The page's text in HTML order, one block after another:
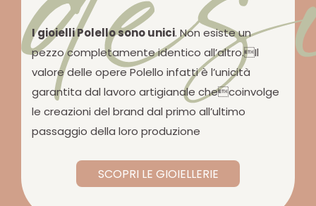
I gioielli Polello sono unici. Non esiste un
pezzo completamente identico all’altro.Il
valore delle opere Polello infatti è l’unicità
garantita dal lavoro artigianale checoinvolge
le creazioni del brand dal primo all’ultimo
passaggio della loro produzione
SCOPRI LE GIOIELLERIE